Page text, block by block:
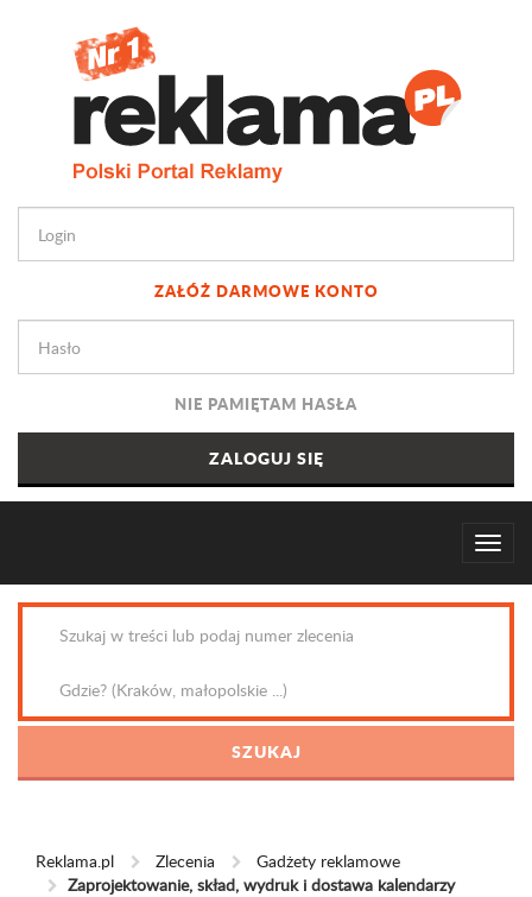
ZAŁÓŻ DARMOWE KONTO
NIE PAMIĘTAM HASŁA
Reklama.pl Zlecenia
Gadżety reklamowe
Zaprojektowanie, skład, wydruk i dostawa kalendarzy